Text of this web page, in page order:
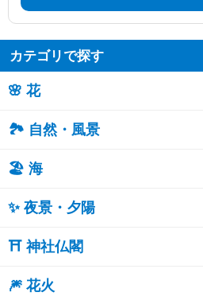
カテゴリで探す
🌸 花
🏞️ 自然・風景
🏖 海
✨ 夜景・夕陽
⛩ 神社仏閣
🎆 花火